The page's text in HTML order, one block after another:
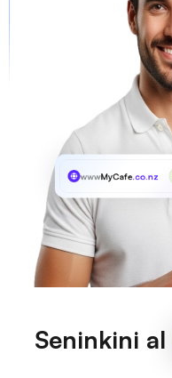
wwwMyCafe.co.nz
Seninkini al